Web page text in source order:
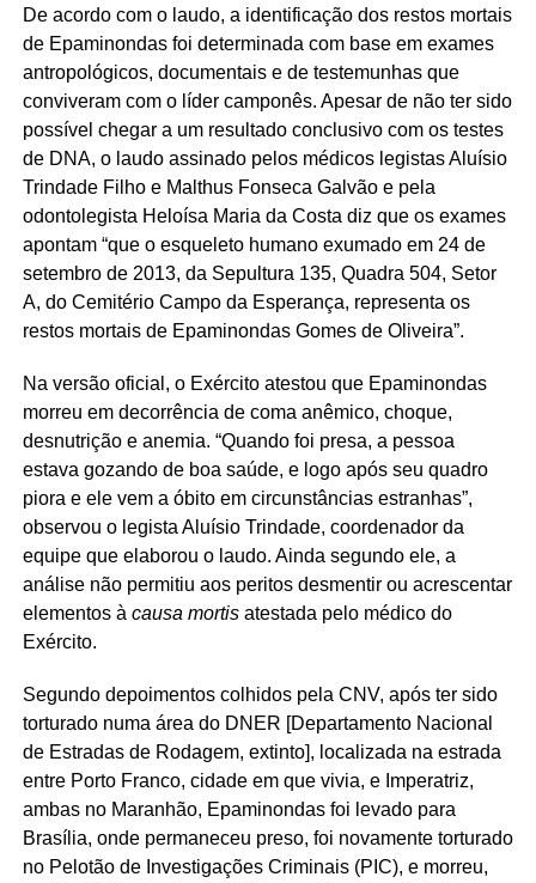
De acordo com o laudo, a identificação dos restos mortais
de Epaminondas foi determinada com base em exames
antropológicos, documentais e de testemunhas que
conviveram com o líder camponês. Apesar de não ter sido
possível chegar a um resultado conclusivo com os testes
de DNA, o laudo assinado pelos médicos legistas Aluísio
Trindade Filho e Malthus Fonseca Galvão e pela
odontolegista Heloísa Maria da Costa diz que os exames
apontam “que o esqueleto humano exumado em 24 de
setembro de 2013, da Sepultura 135, Quadra 504, Setor
A, do Cemitério Campo da Esperança, representa os
restos mortais de Epaminondas Gomes de Oliveira”.
Na versão oficial, o Exército atestou que Epaminondas
morreu em decorrência de coma anêmico, choque,
desnutrição e anemia. “Quando foi presa, a pessoa
estava gozando de boa saúde, e logo após seu quadro
piora e ele vem a óbito em circunstâncias estranhas”,
observou o legista Aluísio Trindade, coordenador da
equipe que elaborou o laudo. Ainda segundo ele, a
análise não permitiu aos peritos desmentir ou acrescentar
elementos à causa mortisatestada pelo médico do
Exército.
Segundo depoimentos colhidos pela CNV, após ter sido
torturado numa área do DNER [Departamento Nacional
de Estradas de Rodagem, extinto], localizada na estrada
entre Porto Franco, cidade em que vivia, e Imperatriz,
ambas no Maranhão, Epaminondas foi levado para
Brasília, onde permaneceu preso, foi novamente torturado
no Pelotão de Investigações Criminais (PIC), e morreu,